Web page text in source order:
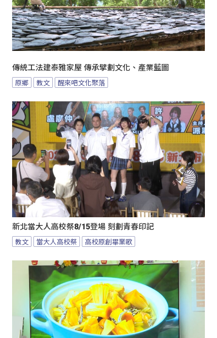
傳統工法建泰雅家屋 傳承擘劃文化、產業藍圖
原鄉 教文 醒來吧文化聚落
新北當大人高校祭8/15登場 刻劃青春印記
教文 當大人高校祭 高校原創畢業歌